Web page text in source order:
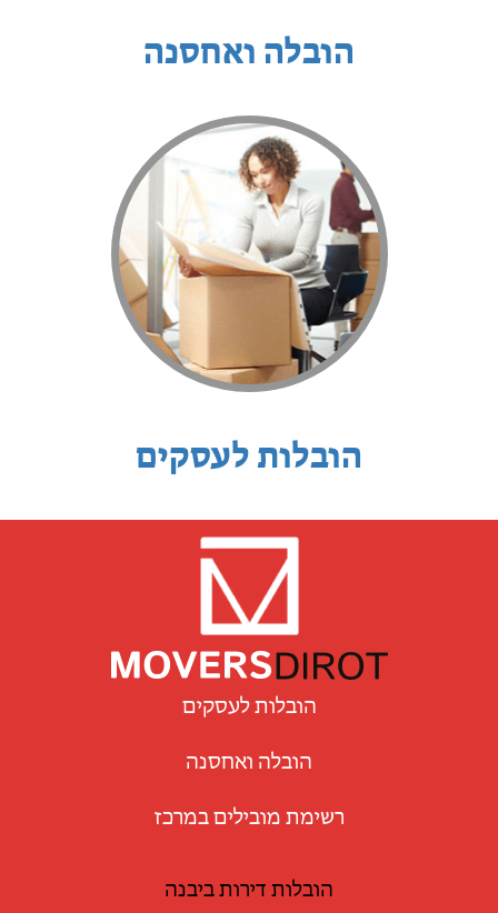
הובלה ואחסנה
הובלות לעסקים
הובלות לעסקים
הובלה ואחסנה
רשימת מובילים במרכז
הובלות דירות ביבנה